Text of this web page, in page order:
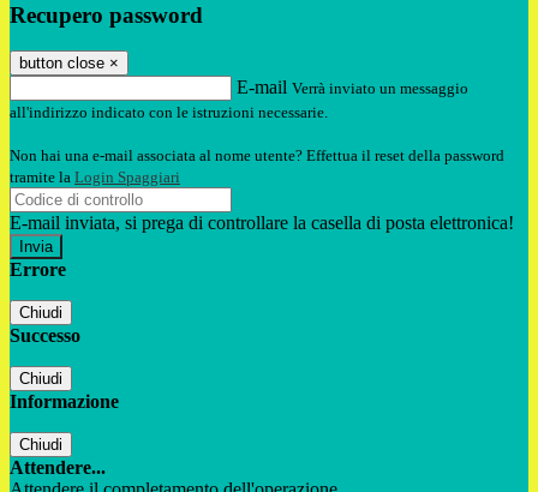
Recupero password
button close ×
E-mail Verrà inviato un messaggio
all'indirizzo indicato con le istruzioni necessarie.
Non hai una e-mail associata al nome utente? Effettua il reset della password
tramite la Login Spaggiari
E-mail inviata, si prega di controllare la casella di posta elettronica!
Errore
Chiudi
Successo
Chiudi
Informazione
Chiudi
Attendere...